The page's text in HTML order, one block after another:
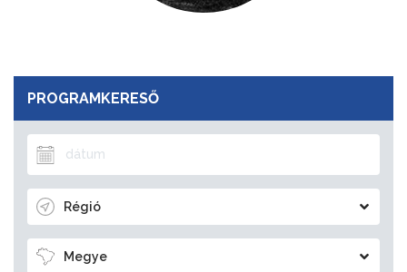
PROGRAMKERESŐ
Régió
Megye